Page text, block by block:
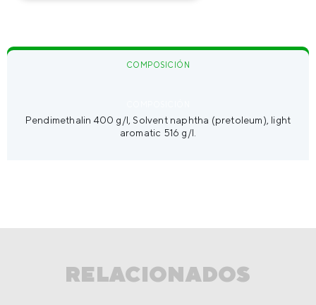
COMPOSICIÓN
MODO DE USO
Pendimethalin 400 g/l, Solvent naphtha (pretoleum), light
aromatic 516 g/l.
RELACIONADOS